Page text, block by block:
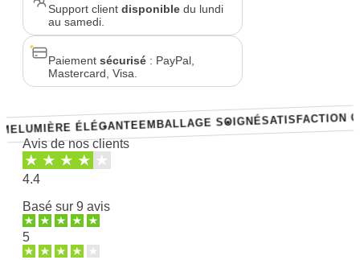
Support client disponibledu lundi
au samedi.
Paiement sécurisé: PayPal,
Mastercard, Visa.
ÉLÉGANTEEMBALLAGE SOIGNÉSATISFACTION
Avis de nos clients
4.4
Basé sur 9 avis
5